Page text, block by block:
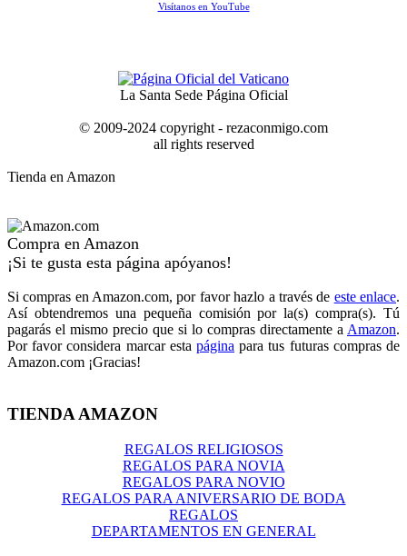
Visítanos en YouTube
La Santa Sede Página Oficial
© 2009-2024 copyright - rezaconmigo.com
all rights reserved
Tienda en Amazon
Compra en Amazon
¡Si te gusta esta página apóyanos!
Si compras en Amazon.com, por favor hazlo a través de este enlace.
Así obtendremos una pequeña comisión por la(s) compra(s). Tú
pagarás el mismo precio que si lo compras directamente a Amazon.
Por favor considera marcar esta página para tus futuras compras de
Amazon.com ¡Gracias!
TIENDA AMAZON
REGALOS RELIGIOSOS
REGALOS PARA NOVIA
REGALOS PARA NOVIO
REGALOS PARA ANIVERSARIO DE BODA
REGALOS
DEPARTAMENTOS EN GENERAL